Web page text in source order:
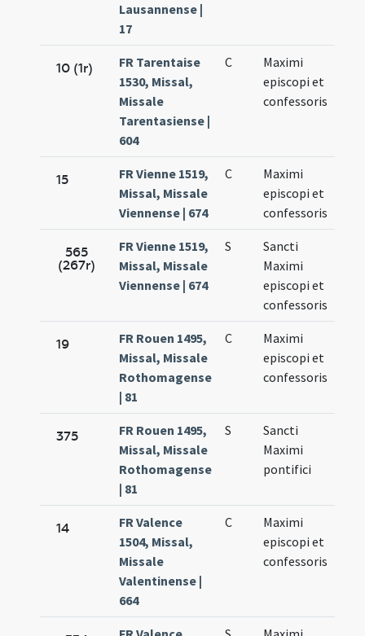
Lausannense |
17
10 (1r)
FR Tarentaise
1530, Missal,
Missale
Tarentasiense |
604
C
Maximi
episcopi et
confessoris
15
FR Vienne 1519,
Missal, Missale
Viennense | 674
C
Maximi
episcopi et
confessoris
565
(267r)
FR Vienne 1519,
Missal, Missale
Viennense | 674
S
Sancti
Maximi
episcopi et
confessoris
19
FR Rouen 1495,
Missal, Missale
Rothomagense
| 81
C
Maximi
episcopi et
confessoris
375
FR Rouen 1495,
Missal, Missale
Rothomagense
| 81
S
Sancti
Maximi
pontifici
14
FR Valence
1504, Missal,
Missale
Valentinense |
664
C
Maximi
episcopi et
confessoris